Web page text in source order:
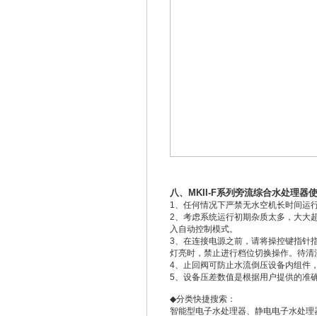
八、MKII-F系列旁流综合水处理器
1、任何情况下严禁无水空机长时间运
2、考虑系统运行初期杂质太多，大大
入自动控制模式。
3、在连接电源之前，请将操控键指针
灯亮时，禁止进行档位切换操作。待
4、止回阀可防止水流倒压设备内组件
5、设备压差数值是根据用户提供的准
◆分类快捷搜索：
智能型电子水处理器、 静电电子水处理